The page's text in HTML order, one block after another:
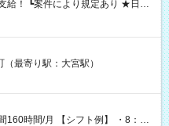
その日に現金GET♪ お仕事後はコ
ます！ 【試用期間】試
最寄り駅：大宮駅）
フト例】 ・8：00